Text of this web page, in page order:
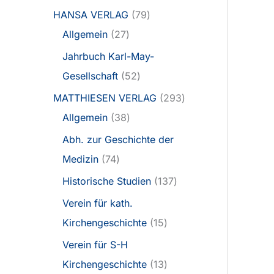
HANSA VERLAG
79
Allgemein 27
Jahrbuch Karl-May-
Gesellschaft 52
MATTHIESEN VERLAG
293
Allgemein 38
Abh. zur Geschichte der
Medizin 74
Historische Studien 137
Verein für kath.
Kirchengeschichte 15
Verein für S-H
Kirchengeschichte 13